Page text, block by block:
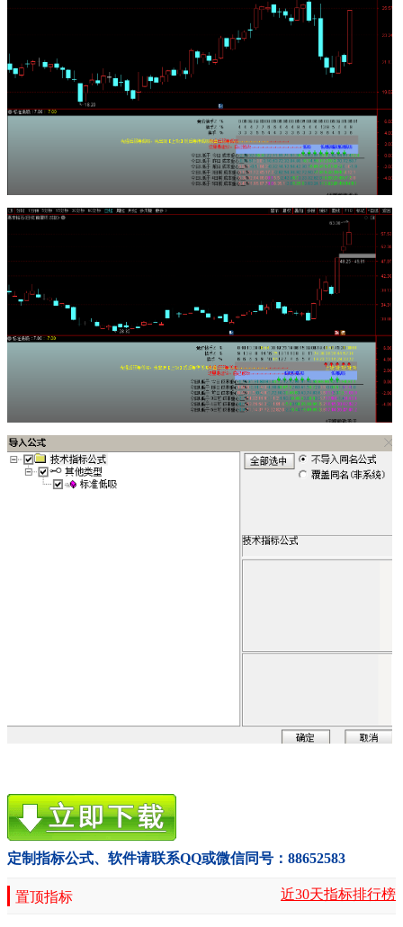
定制指标公式、软件请联系QQ或微信同号：88652583
置顶指标 近30天指标排行榜